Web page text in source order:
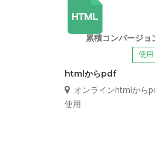
累積コンバージョ
使
htmlからpdf
オンラインhtmlから
使用